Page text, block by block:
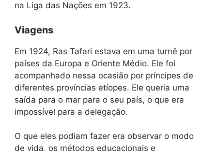
na Liga das Nações em 1923.
Viagens
Em 1924, Ras Tafari estava em uma turnê por
países da Europa e Oriente Médio. Ele foi
acompanhado nessa ocasião por príncipes de
diferentes províncias etíopes. Ele queria uma
saída para o mar para o seu país, o que era
impossível para a delegação.
O que eles podiam fazer era observar o modo
de vida, os métodos educacionais e